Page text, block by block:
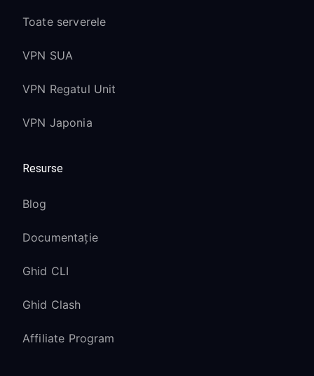
Toate serverele
VPN SUA
VPN Regatul Unit
VPN Japonia
Resurse
Blog
Documentație
Ghid CLI
Ghid Clash
Affiliate Program